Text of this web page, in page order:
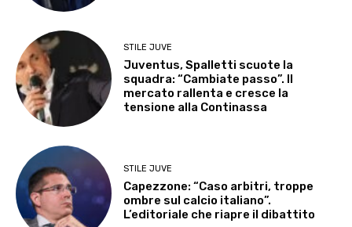
STILE JUVE
Juventus, Spalletti scuote la
squadra: “Cambiate passo”. Il
mercato rallenta e cresce la
tensione alla Continassa
STILE JUVE
Capezzone: “Caso arbitri, troppe
ombre sul calcio italiano”.
L’editoriale che riapre il dibattito